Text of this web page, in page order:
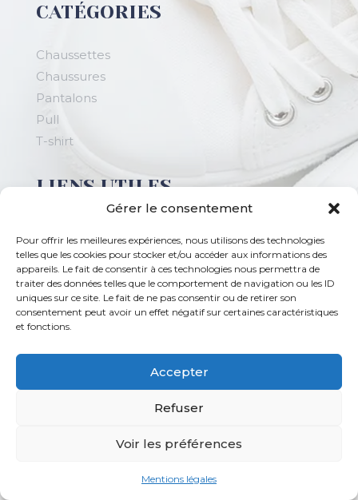
Gérer le consentement
Pour offrir les meilleures expériences, nous utilisons des technologies
telles que les cookies pour stocker et/ou accéder aux informations des
appareils. Le fait de consentir à ces technologies nous permettra de
traiter des données telles que le comportement de navigation ou les ID
uniques sur ce site. Le fait de ne pas consentir ou de retirer son
consentement peut avoir un effet négatif sur certaines caractéristiques
et fonctions.
Accepter
Refuser
Voir les préférences
Mentions légales
CATÉGORIES
Chaussettes
Chaussures
Pantalons
Pull
T-shirt
LIENS UTILES
Plan de site
Mentions légales
Boutique de chaussures en ligne